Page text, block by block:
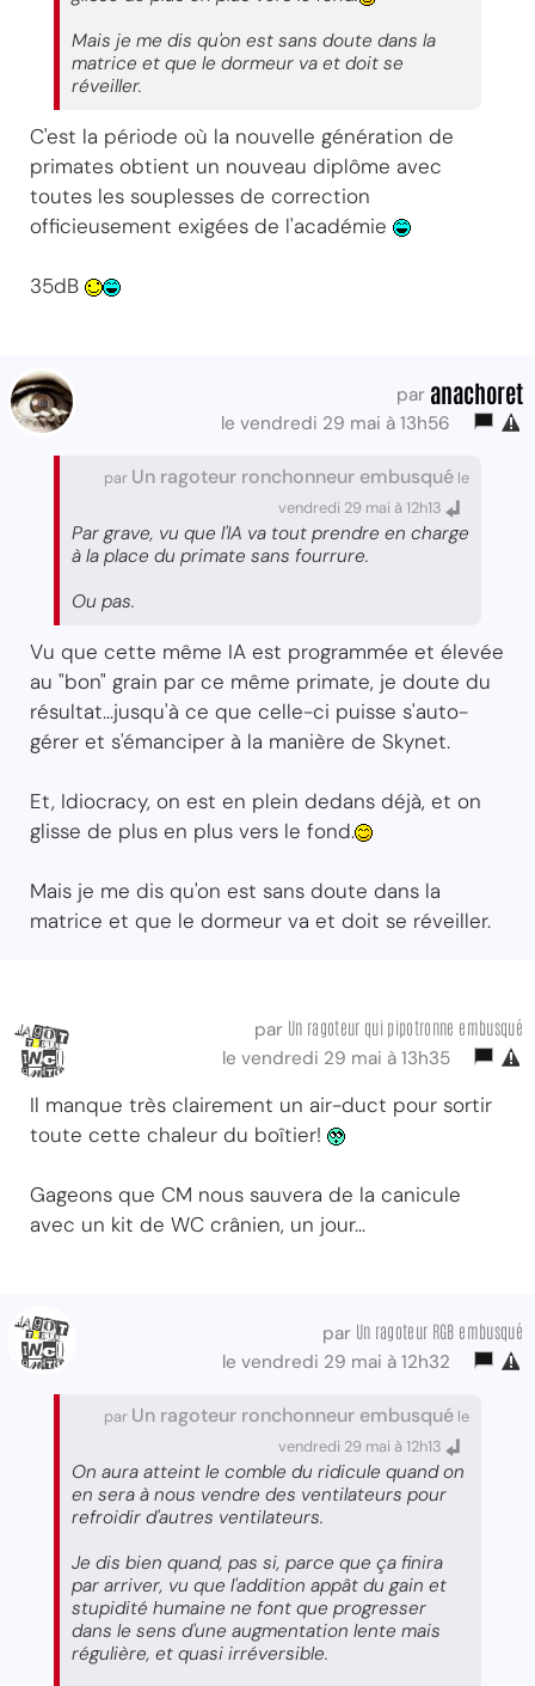
Mais je me dis qu'on est sans doute dans la
matrice et que le dormeur va et doit se
réveiller.
C'est la période où la nouvelle génération de
primates obtient un nouveau diplôme avec
toutes les souplesses de correction
officieusement exigées de l'académie
35dB
par anachoret
le vendredi 29 mai à 13h56
par Un ragoteur ronchonneur embusqué le
vendredi 29 mai à 12h13
Par grave, vu que l'IA va tout prendre en charge
à la place du primate sans fourrure.
Ou pas.
Vu que cette même IA est programmée et élevée
au "bon" grain par ce même primate, je doute du
résultat...jusqu'à ce que celle-ci puisse s'auto-
gérer et s'émanciper à la manière de Skynet.
Et, Idiocracy, on est en plein dedans déjà, et on
glisse de plus en plus vers le fond.
Mais je me dis qu'on est sans doute dans la
matrice et que le dormeur va et doit se réveiller.
par Un ragoteur qui pipotronne embusqué
le vendredi 29 mai à 13h35
Il manque très clairement un air-duct pour sortir
toute cette chaleur du boîtier!
Gageons que CM nous sauvera de la canicule
avec un kit de WC crânien, un jour...
par Un ragoteur RGB embusqué
le vendredi 29 mai à 12h32
par Un ragoteur ronchonneur embusqué le
vendredi 29 mai à 12h13
On aura atteint le comble du ridicule quand on
en sera à nous vendre des ventilateurs pour
refroidir d'autres ventilateurs.
Je dis bien quand, pas si, parce que ça finira
par arriver, vu que l'addition appât du gain et
stupidité humaine ne font que progresser
dans le sens d'une augmentation lente mais
régulière, et quasi irréversible.